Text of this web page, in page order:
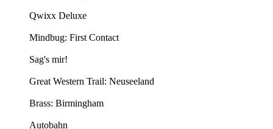
Qwixx Deluxe
Mindbug: First Contact
Sag's mir!
Great Western Trail: Neuseeland
Brass: Birmingham
Autobahn